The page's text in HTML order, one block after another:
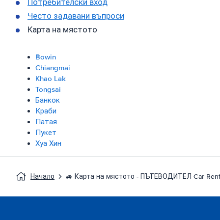
Потребителски вход
Често задавани въпроси
Карта на мястото
Bowin
Chiangmai
Khao Lak
Tongsai
Банкок
Краби
Патая
Пукет
Хуа Хин
Начало 🚙 Карта на мястото - ПЪТЕВОДИТЕЛ Car